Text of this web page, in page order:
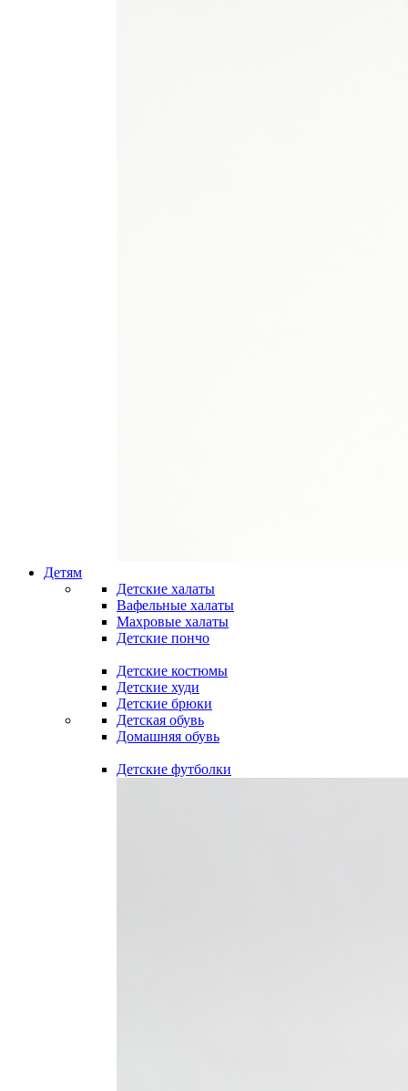
Детям
Детские халаты
Вафельные халаты
Махровые халаты
Детские пончо
Детские костюмы
Детские худи
Детские брюки
Детская обувь
Домашняя обувь
Детские футболки